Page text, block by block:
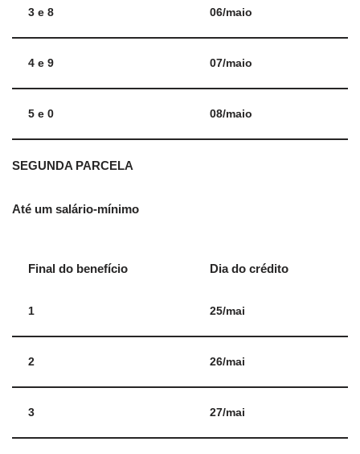
3 e 8 06/maio
4 e 9 07/maio
5 e 0 08/maio
SEGUNDA PARCELA
Até um salário-mínimo
Final do benefício Dia do crédito
1 25/mai
2 26/mai
3 27/mai